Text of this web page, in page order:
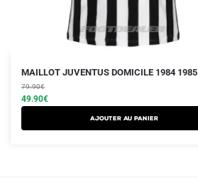
MAILLOT JUVENTUS DOMICILE 1984 1985
79.90€
Le
prix
initial
était :
49.90€
Le
prix
actuel
est :
AJOUTER AU PANIER
Ce
produit
a